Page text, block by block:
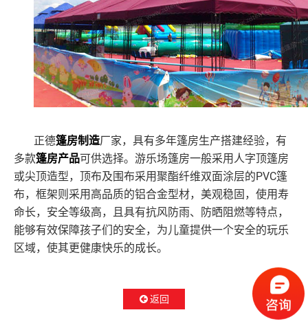
正德篷房制造厂家，具有多年篷房生产搭建经验，有
多款篷房产品可供选择。游乐场篷房一般采用人字顶篷房
或尖顶造型，顶布及围布采用聚酯纤维双面涂层的PVC篷
布，框架则采用高品质的铝合金型材，美观稳固，使用寿
命长，安全等级高，且具有抗风防雨、防晒阻燃等特点，
能够有效保障孩子们的安全，为儿童提供一个安全的玩乐
区域，使其更健康快乐的成长。
返回